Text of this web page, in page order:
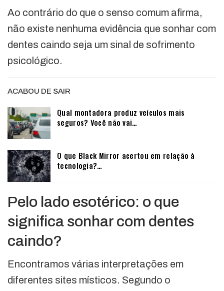
Ao contrário do que o senso comum afirma,
não existe nenhuma evidência que sonhar com
dentes caindo seja um sinal de sofrimento
psicológico.
ACABOU DE SAIR
Qual montadora produz veículos mais
seguros? Você não vai…
O que Black Mirror acertou em relação à
tecnologia?…
Pelo lado esotérico: o que
significa sonhar com dentes
caindo?
Encontramos várias interpretações em
diferentes sites místicos. Segundo o